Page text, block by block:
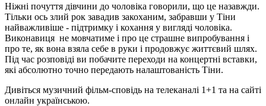
Ніжні почуття дівчини до чоловіка говорили, що це назавжди.
Тільки ось злий рок завадив закоханим, забравши у Тіни
найважливіше - підтримку і кохання у вигляді чоловіка.
Виконавиця не мовчатиме і про це страшне випробування і
про те, як вона взяла себе в руки і продовжує життєвий шлях.
Під час розповіді ви побачите переходи на концертні вставки,
які абсолютно точно передають налаштованість Тіни.
Дивіться музичний фільм-сповідь на телеканалі 1+1 та на сайті
онлайн українською.